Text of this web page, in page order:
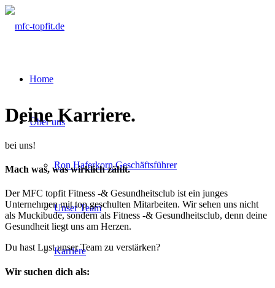
Home
Über uns
Ron Haferkorn Geschäftsführer
Unser Team
Karriere
Deine Karriere.
bei uns!
Mach was, was wirklich zählt.
Der MFC topfit Fitness -& Gesundheitsclub ist ein junges
Unternehmen mit top geschulten Mitarbeiten. Wir sehen uns nicht
als Muckibude, sondern als Fitness -& Gesundheitsclub, denn deine
Gesundheit liegt uns am Herzen.
Du hast Lust unser Team zu verstärken?
Wir suchen dich als: